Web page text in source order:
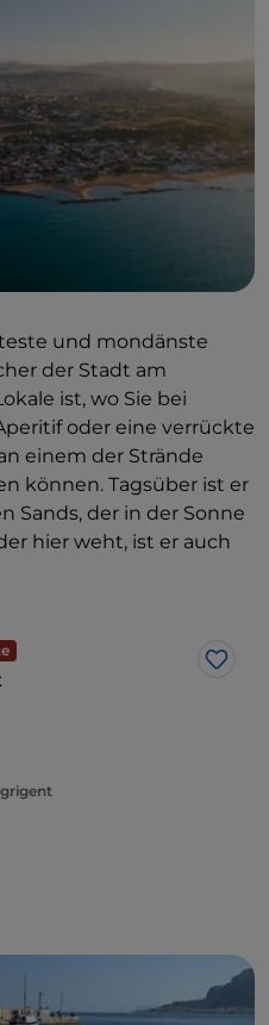
und mondänste
der Stadt am
ist, wo Sie bei
oder eine verrückte
einem der Strände
können. Tagsüber ist er
Sands, der in der Sonne
hier weht, ist er auch
Like